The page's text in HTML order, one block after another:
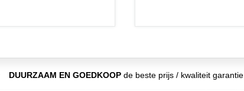
DUURZAAM EN GOEDKOOPde beste prijs / kwaliteit garantie